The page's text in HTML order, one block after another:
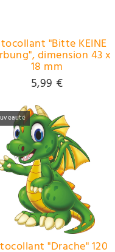
"Bitte KEINE
dimension 43 x
18 mm
5,99 €
"Drache" 120